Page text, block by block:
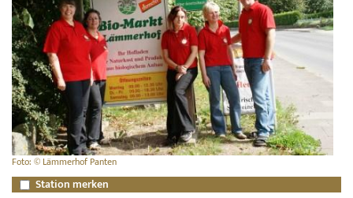
Foto: © Lämmerhof Panten
Station merken